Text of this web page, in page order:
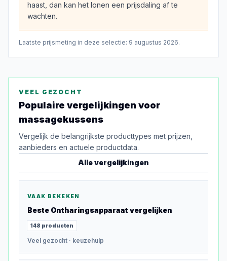
haast, dan kan het lonen een prijsdaling af te
wachten.
Laatste prijsmeting in deze selectie: 9 augustus 2026.
VEEL GEZOCHT
Populaire vergelijkingen voor
massagekussens
Vergelijk de belangrijkste producttypes met prijzen,
aanbieders en actuele productdata.
Alle vergelijkingen
VAAK BEKEKEN
Beste Ontharingsapparaat vergelijken
148 producten
Veel gezocht · keuzehulp